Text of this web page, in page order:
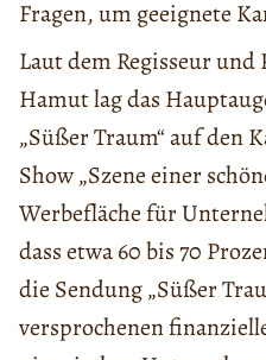
Fragen, um geeignete
Laut dem Regisseur
Hamut lag das
„Süßer Traum“ auf den
Show „Szene einer
Werbefläche für
dass etwa 60 bis 70
die Sendung „Süßer
versprochenen